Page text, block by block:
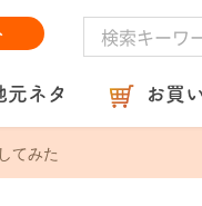
元ネタ お買
てみた